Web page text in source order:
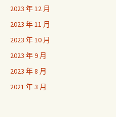
2023 年 12 月
2023 年 11 月
2023 年 10 月
2023 年 9 月
2023 年 8 月
2021 年 3 月